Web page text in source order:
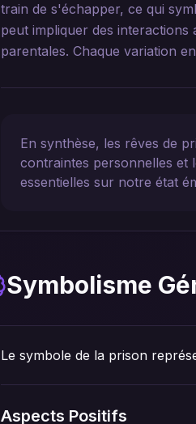
train de s'échapper, ce qui
peut impliquer des
parentales. Chaque variation
En synthèse, les rêves de
contraintes personnelles et
essentielles sur notre état
Symbolisme
Le symbole de la prison
Aspects Positifs